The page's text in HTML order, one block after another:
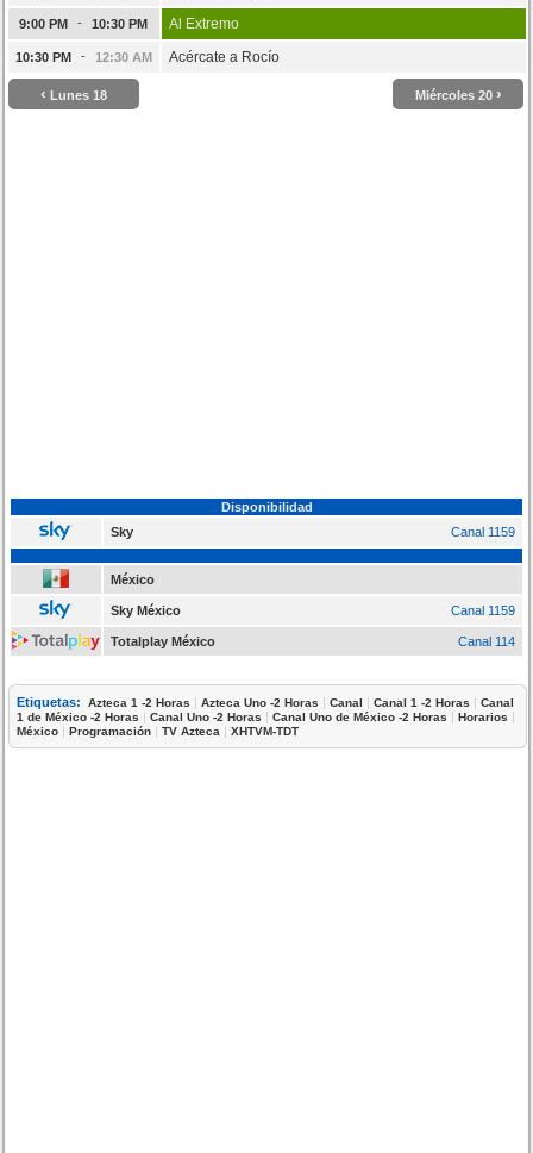
9:00 PM - 10:30 PM Al Extremo
10:30 PM - 12:30 AM Acércate a Rocío
‹ Lunes 18 Miércoles 20 ›
Disponibilidad
Sky
Canal 1159
México
Sky México Canal 1159
Totalplay México Canal 114
Etiquetas: Azteca 1 -2 Horas |Azteca Uno -2 Horas |Canal |Canal 1 -2 Horas |Canal
1 de México -2 Horas |Canal Uno -2 Horas |Canal Uno de México -2 Horas |Horarios |
México |Programación |TV Azteca |XHTVM-TDT